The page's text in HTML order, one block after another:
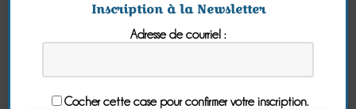
Lire l'article
Inscription à la Newsletter
Adresse de courriel :
Cocher cette case pour confirmer votre inscription.